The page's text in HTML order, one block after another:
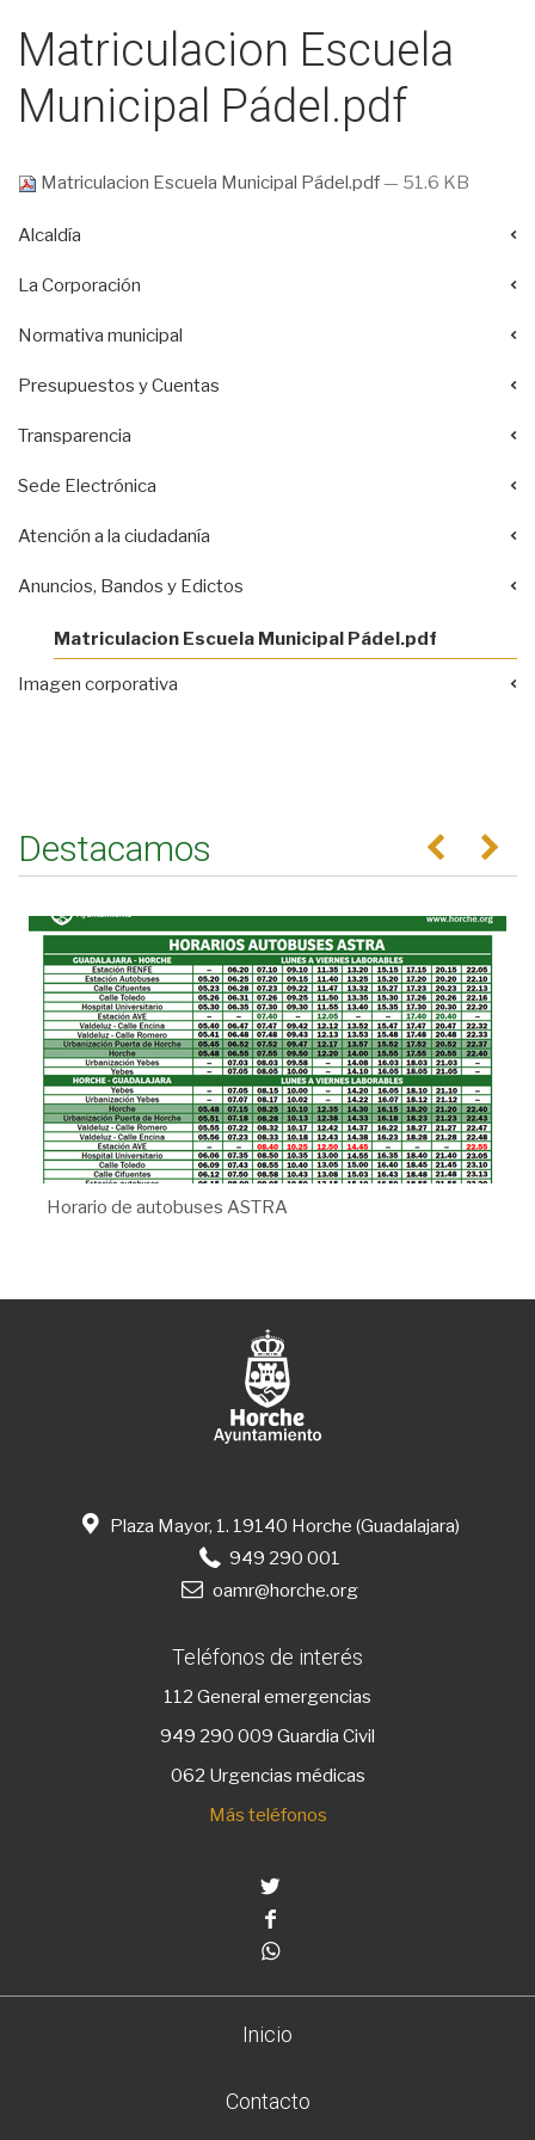
Matriculacion Escuela
Municipal Pádel.pdf
Matriculacion Escuela Municipal Pádel.pdf— 51.6 KB
Alcaldía
La Corporación
Normativa municipal
Presupuestos y Cuentas
Transparencia
Sede Electrónica
Atención a la ciudadanía
Anuncios, Bandos y Edictos
Matriculacion Escuela Municipal Pádel.pdf
Imagen corporativa
Destacamos Anterior
Horario de autobuses ASTRA
Plaza Mayor, 1. 19140 Horche (Guadalajara)
949 290 001
oamr@horche.org
Teléfonos de interés
112 General emergencias
949 290 009 Guardia Civil
062 Urgencias médicas
Más teléfonos
Inicio
Contacto